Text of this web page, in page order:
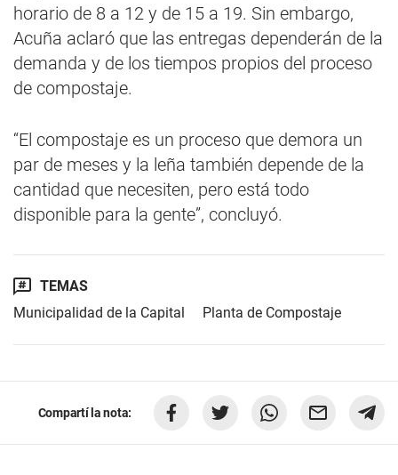
horario de 8 a 12 y de 15 a 19. Sin embargo,
Acuña aclaró que las entregas dependerán de la
demanda y de los tiempos propios del proceso
de compostaje.
“El compostaje es un proceso que demora un
par de meses y la leña también depende de la
cantidad que necesiten, pero está todo
disponible para la gente”, concluyó.
TEMAS
Municipalidad de la Capital
Planta de Compostaje
Compartí la nota: